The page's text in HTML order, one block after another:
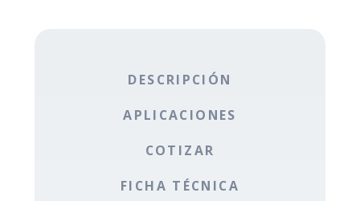
DESCRIPCIÓN
APLICACIONES
COTIZAR
FICHA TÉCNICA